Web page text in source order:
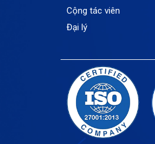
Cộng tác viên
Đại lý